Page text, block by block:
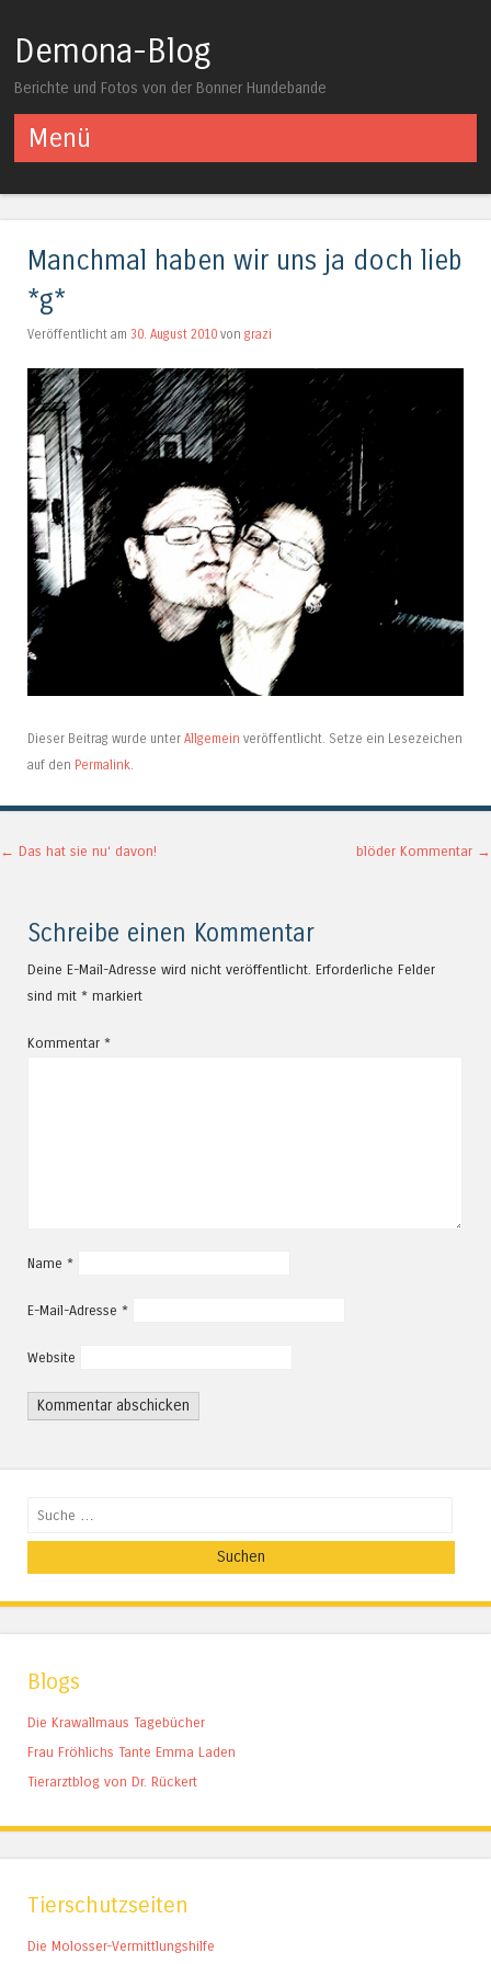
Demona-Blog
Berichte und Fotos von der Bonner Hundebande
Menü
Manchmal haben wir uns ja doch lieb
*g*
Veröffentlicht am 30. August 2010 von grazi
Dieser Beitrag wurde unter Allgemein veröffentlicht. Setze ein Lesezeichen
auf den Permalink.
Artikel-Navigation
← Das hat sie nu‘ davon! blöder Kommentar →
Schreibe einen Kommentar
Deine E-Mail-Adresse wird nicht veröffentlicht. Erforderliche Felder
sind mit * markiert
Kommentar *
Name *
E-Mail-Adresse *
Website
Suchen
Blogs
Die Krawallmaus Tagebücher
Frau Fröhlichs Tante Emma Laden
Tierarztblog von Dr. Rückert
Tierschutzseiten
Die Molosser-Vermittlungshilfe